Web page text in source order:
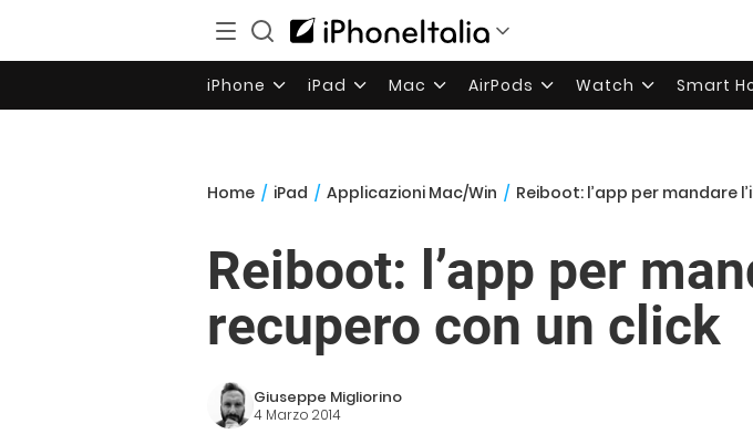
iPhone iPad Mac AirPods Watch Smart
Home / iPad / Applicazioni Mac/Win / Reiboot: l’app per mandare
Reiboot: l’app per
recupero con un click
Giuseppe Migliorino
4 Marzo 2014